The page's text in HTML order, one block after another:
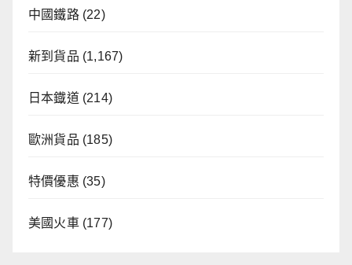
中國鐵路(22)
新到貨品 (1,167)
日本鐡道(214)
歐洲貨品 (185)
特價優惠 (35)
美國火車(177)